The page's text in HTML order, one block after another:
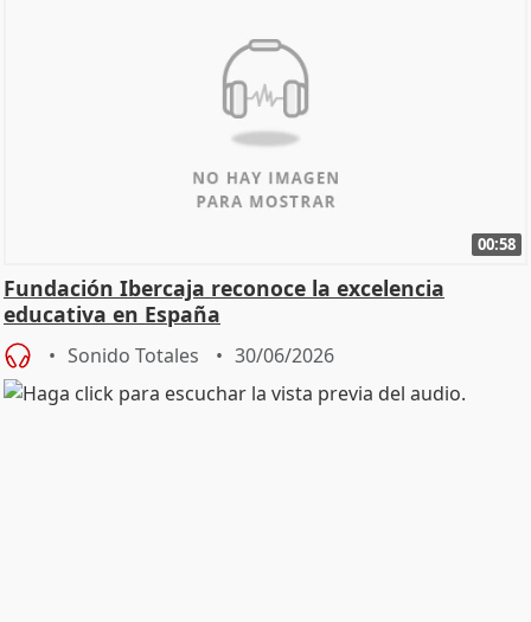
00:58
Fundación Ibercaja reconoce la excelencia
educativa en España
Sonido Totales 30/06/2026